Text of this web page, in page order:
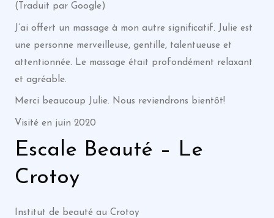
(Traduit par Google)
J’ai offert un massage à mon autre significatif. Julie est
une personne merveilleuse, gentille, talentueuse et
attentionnée. Le massage était profondément relaxant
et agréable.
Merci beaucoup Julie. Nous reviendrons bientôt!
Visité en juin 2020
Escale Beauté – Le
Crotoy
Institut de beauté au Crotoy